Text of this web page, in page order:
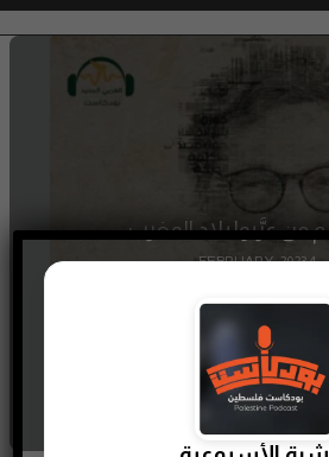
من عرَّبوا بلاد المغرب
4 FEBRUARY، 2023